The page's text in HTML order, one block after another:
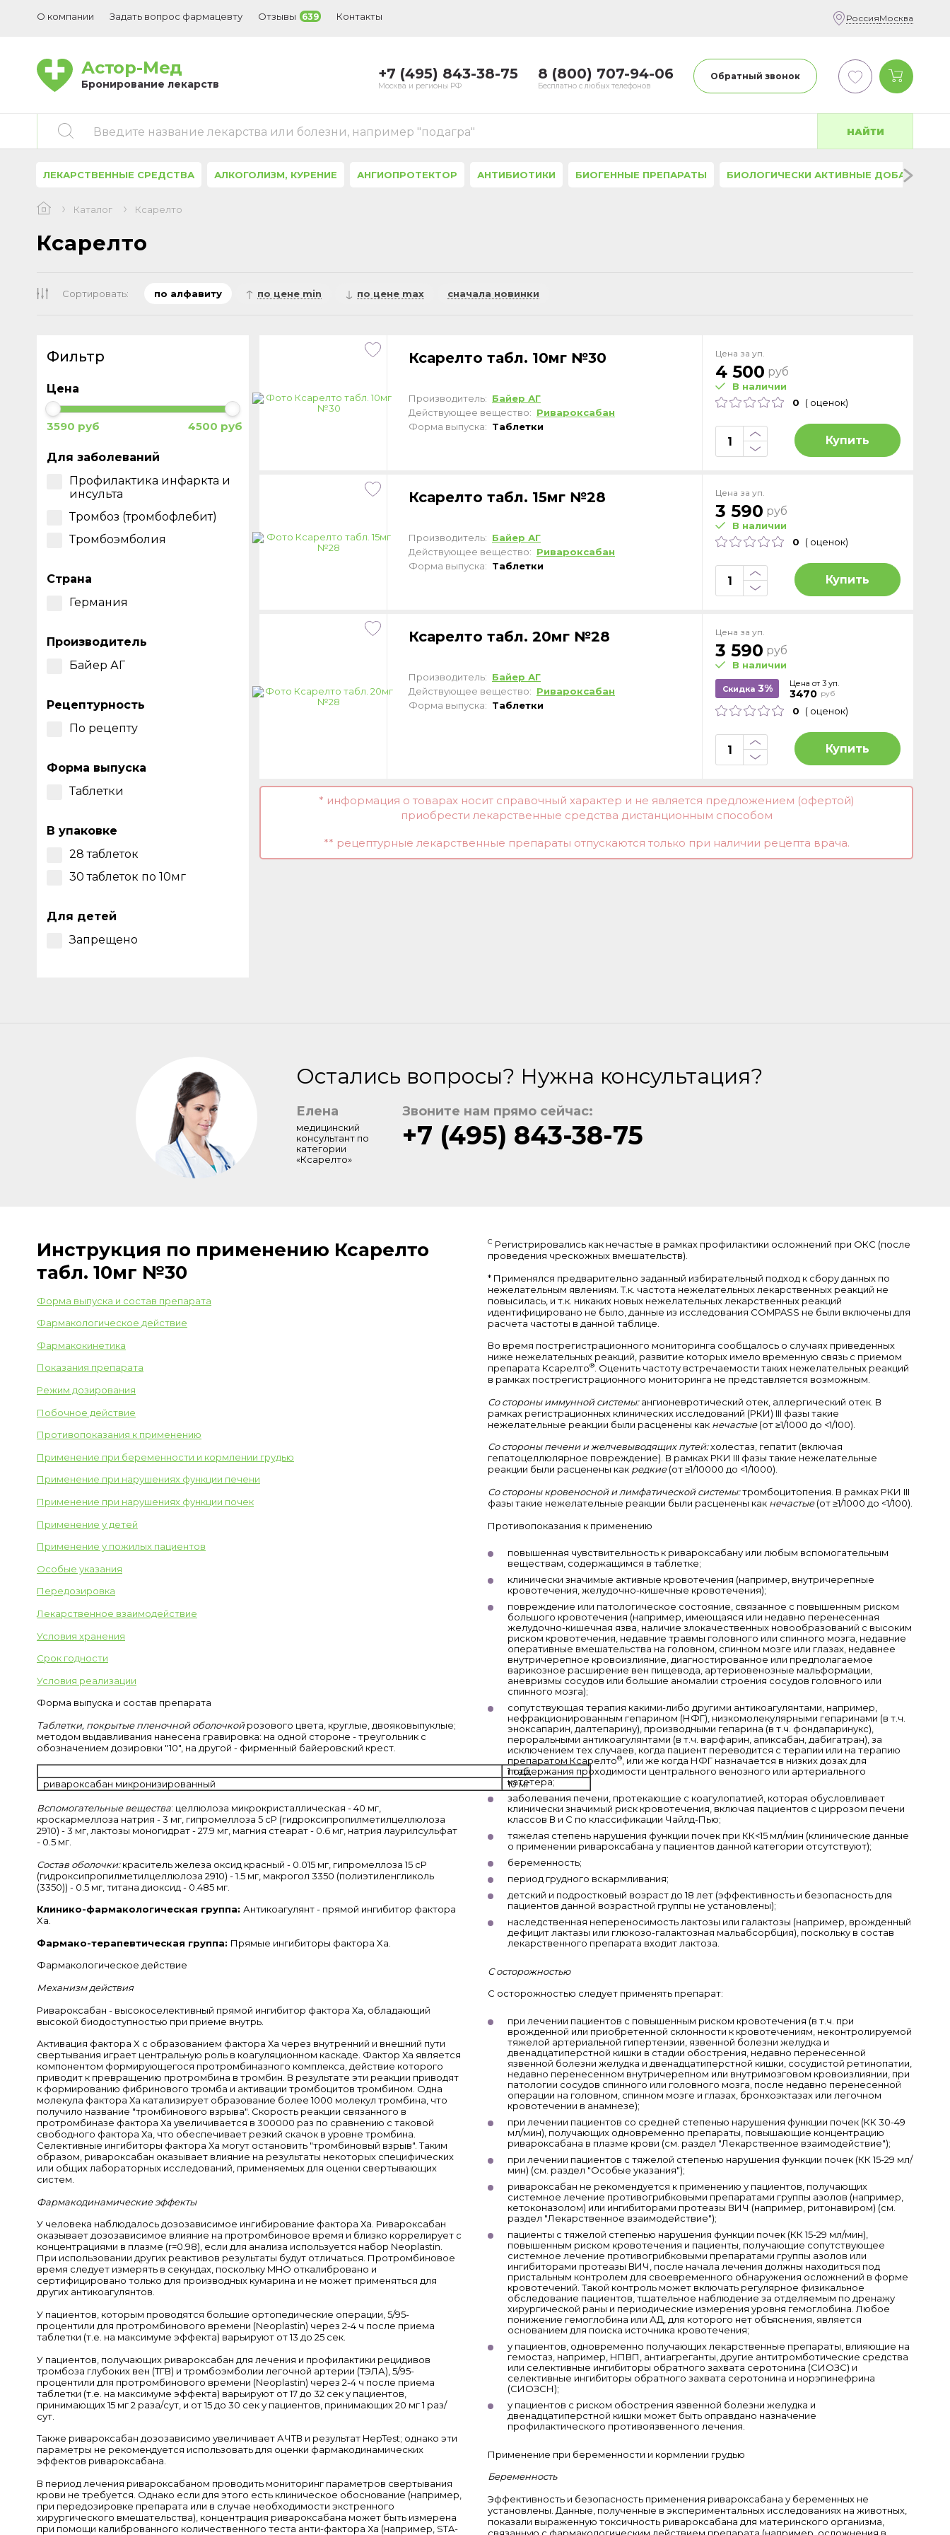
О компании Задать вопрос фармацевту Отзывы 639 Контакты РоссияМосква
Астор-Мед
Бронирование лекарств
+7 (495) 843-38-75
Москва и регионы РФ
8 (800) 707-94-06
Бесплатно с любых телефонов
Обратный звонок
Введите название лекарства или болезни, например "подагра" НАЙТИ
ЛЕКАРСТВЕННЫЕ СРЕДСТВА АЛКОГОЛИЗМ, КУРЕНИЕ АНГИОПРОТЕКТОР АНТИБИОТИКИ БИОГЕННЫЕ ПРЕПАРАТЫ БИОЛОГИЧЕСКИ АКТИВНЫЕ ДОБАВКИ
Каталог Ксарелто
Ксарелто
Сортировать: по алфавиту по цене min по цене max сначала новинки
Фильтр
Цена
3590 руб 4500 руб
Для заболеваний
Профилактика инфаркта и
инсульта
Тромбоз (тромбофлебит)
Тромбоэмболия
Страна
Германия
Производитель
Байер АГ
Рецептурность
По рецепту
Форма выпуска
Таблетки
В упаковке
28 таблеток
30 таблеток по 10мг
Для детей
Запрещено
Ксарелто табл. 10мг №30
Производитель: Байер АГ
Действующее вещество: Ривароксабан
Форма выпуска: Таблетки
Цена за уп.
4 500 руб
В наличии
0
( оценок)
Купить
Ксарелто табл. 15мг №28
Производитель: Байер АГ
Действующее вещество: Ривароксабан
Форма выпуска: Таблетки
Цена за уп.
3 590 руб
В наличии
0
( оценок)
Купить
Ксарелто табл. 20мг №28
Производитель: Байер АГ
Действующее вещество: Ривароксабан
Форма выпуска: Таблетки
Цена за уп.
3 590 руб
В наличии
Скидка 3% Цена от 3 уп.
3470 руб
0 ( оценок)
Купить
* информация о товарах носит справочный характер и не является предложением (офертой)
приобрести лекарственные средства дистанционным способом
** рецептурные лекарственные препараты отпускаются только при наличии рецепта врача.
Остались вопросы? Нужна консультация?
Елена
медицинский
консультант по
категории
«Ксарелто»
Звоните нам прямо сейчас:
+7 (495) 843-38-75
Инструкция по применению Ксарелто
табл. 10мг №30
Форма выпуска и состав препарата
Фармакологическое действие
Фармакокинетика
Показания препарата
Режим дозирования
Побочное действие
Противопоказания к применению
Применение при беременности и кормлении грудью
Применение при нарушениях функции печени
Применение при нарушениях функции почек
Применение у детей
Применение у пожилых пациентов
Особые указания
Передозировка
Лекарственное взаимодействие
Условия хранения
Срок годности
Условия реализации
Форма выпуска и состав препарата
Таблетки, покрытые пленочной оболочкойрозового цвета, круглые, двояковыпуклые;
методом выдавливания нанесена гравировка: на одной стороне - треугольник с
обозначением дозировки "10", на другой - фирменный байеровский крест.
1 таб.
ривароксабан микронизированный
10 мг
Вспомогательные вещества: целлюлоза микрокристаллическая - 40 мг,
кроскармеллоза натрия - 3 мг, гипромеллоза 5 cP (гидроксипропилметилцеллюлоза
2910) - 3 мг, лактозы моногидрат - 27.9 мг, магния стеарат - 0.6 мг, натрия лаурилсульфат
- 0.5 мг.
Состав оболочки:краситель железа оксид красный - 0.015 мг, гипромеллоза 15 cP
(гидроксипропилметилцеллюлоза 2910) - 1.5 мг, макрогол 3350 (полиэтиленгликоль
(3350)) - 0.5 мг, титана диоксид - 0.485 мг.
Клинико-фармакологическая группа: Антикоагулянт - прямой ингибитор фактора
Xa.
Фармако-терапевтическая группа: Прямые ингибиторы фактора Xa.
Фармакологическое действие
Механизм действия
Ривароксабан - высокоселективный прямой ингибитор фактора Ха, обладающий
высокой биодоступностью при приеме внутрь.
Активация фактора X с образованием фактора Ха через внутренний и внешний пути
свертывания играет центральную роль в коагуляционном каскаде. Фактор Ха является
компонентом формирующегося протромбиназного комплекса, действие которого
приводит к превращению протромбина в тромбин. В результате эти реакции приводят
к формированию фибринового тромба и активации тромбоцитов тромбином. Одна
молекула фактора Ха катализирует образование более 1000 молекул тромбина, что
получило название "тромбинового взрыва". Скорость реакции связанного в
протромбиназе фактора Ха увеличивается в 300000 раз по сравнению с таковой
свободного фактора Ха, что обеспечивает резкий скачок в уровне тромбина.
Селективные ингибиторы фактора Ха могут остановить "тромбиновый взрыв". Таким
образом, ривароксабан оказывает влияние на результаты некоторых специфических
или общих лабораторных исследований, применяемых для оценки свертывающих
систем.
Фармакодинамические эффекты
У человека наблюдалось дозозависимое ингибирование фактора Ха. Ривароксабан
оказывает дозозависимое влияние на протромбиновое время и близко коррелирует с
концентрациями в плазме (r=0.98), если для анализа используется набор Neoplastin.
При использовании других реактивов результаты будут отличаться. Протромбиновое
время следует измерять в секундах, поскольку MHO откалибровано и
сертифицировано только для производных кумарина и не может применяться для
других антикоагулянтов.
У пациентов, которым проводятся большие ортопедические операции, 5/95-
процентили для протромбинового времени (Neoplastin) через 2-4 ч после приема
таблетки (т.е. на максимуме эффекта) варьируют от 13 до 25 сек.
У пациентов, получающих ривароксабан для лечения и профилактики рецидивов
тромбоза глубоких вен (ТГВ) и тромбоэмболии легочной артерии (ТЭЛА), 5/95-
процентили для протромбинового времени (Neoplastin) через 2-4 ч после приема
таблетки (т.е. на максимуме эффекта) варьируют от 17 до 32 сек у пациентов,
принимающих 15 мг 2 раза/сут, и от 15 до 30 сек у пациентов, принимающих 20 мг 1 раз/
сут.
Также ривароксабан дозозависимо увеличивает АЧТВ и результат HepTest; однако эти
параметры не рекомендуется использовать для оценки фармакодинамических
эффектов ривароксабана.
В период лечения ривароксабаном проводить мониторинг параметров свертывания
крови не требуется. Однако если для этого есть клиническое обоснование (например,
при передозировке препарата или в случае необходимости экстренного
хирургического вмешательства), концентрация ривароксабана может быть измерена
при помощи калиброванного количественного теста анти-фактора Ха (например, STA-
С Регистрировались как нечастые в рамках профилактики осложнений при ОКС (после
проведения чрескожных вмешательств).
* Применялся предварительно заданный избирательный подход к сбору данных по
нежелательным явлениям. Т.к. частота нежелательных лекарственных реакций не
повысилась, и т.к. никаких новых нежелательных лекарственных реакций
идентифицировано не было, данные из исследования COMPASS не были включены для
расчета частоты в данной таблице.
Во время пострегистрационного мониторинга сообщалось о случаях приведенных
ниже нежелательных реакций, развитие которых имело временную связь с приемом
препарата Ксарелто®. Оценить частоту встречаемости таких нежелательных реакций
в рамках пострегистрационного мониторинга не представляется возможным.
Со стороны иммунной системы:ангионевротический отек, аллергический отек. В
рамках регистрационных клинических исследований (РКИ) III фазы такие
нежелательные реакции были расценены как нечастые(от ≥1/1000 до <1/100).
Со стороны печени и желчевыводящих путей:холестаз, гепатит (включая
гепатоцеллюлярное повреждение). В рамках РКИ III фазы такие нежелательные
реакции были расценены как редкие(от ≥1/10000 до <1/1000).
Со стороны кровеносной и лимфатической системы:тромбоцитопения. В рамках РКИ III
фазы такие нежелательные реакции были расценены как нечастые(от ≥1/1000 до <1/100).
Противопоказания к применению
повышенная чувствительность к ривароксабану или любым вспомогательным
веществам, содержащимся в таблетке;
клинически значимые активные кровотечения (например, внутричерепные
кровотечения, желудочно-кишечные кровотечения);
повреждение или патологическое состояние, связанное с повышенным риском
большого кровотечения (например, имеющаяся или недавно перенесенная
желудочно-кишечная язва, наличие злокачественных новообразований с высоким
риском кровотечения, недавние травмы головного или спинного мозга, недавние
оперативные вмешательства на головном, спинном мозге или глазах, недавнее
внутричерепное кровоизлияние, диагностированное или предполагаемое
варикозное расширение вен пищевода, артериовенозные мальформации,
аневризмы сосудов или большие аномалии строения сосудов головного или
спинного мозга);
сопутствующая терапия какими-либо другими антикоагулянтами, например,
нефракционированным гепарином (НФГ), низкомолекулярными гепаринами (в т.ч.
эноксапарин, далтепарину), производными гепарина (в т.ч. фондапаринукс),
пероральными антикоагулянтами (в т.ч. варфарин, апиксабан, дабигатран), за
исключением тех случаев, когда пациент переводится с терапии или на терапию
препаратом Ксарелто®, или же когда НФГ назначается в низких дозах для
поддержания проходимости центрального венозного или артериального
катетера;
заболевания печени, протекающие с коагулопатией, которая обусловливает
клинически значимый риск кровотечения, включая пациентов с циррозом печени
классов В и С по классификации Чайлд-Пью;
тяжелая степень нарушения функции почек при КК<15 мл/мин (клинические данные
о применении ривароксабана у пациентов данной категории отсутствуют);
беременность;
период грудного вскармливания;
детский и подростковый возраст до 18 лет (эффективность и безопасность для
пациентов данной возрастной группы не установлены);
наследственная непереносимость лактозы или галактозы (например, врожденный
дефицит лактазы или глюкозо-галактозная мальабсорбция), поскольку в состав
лекарственного препарата входит лактоза.
С осторожностью
С осторожностью следует применять препарат:
при лечении пациентов с повышенным риском кровотечения (в т.ч. при
врожденной или приобретенной склонности к кровотечениям, неконтролируемой
тяжелой артериальной гипертензии, язвенной болезни желудка и
двенадцатиперстной кишки в стадии обострения, недавно перенесенной
язвенной болезни желудка и двенадцатиперстной кишки, сосудистой ретинопатии,
недавно перенесенном внутричерепном или внутримозговом кровоизлиянии, при
патологии сосудов спинного или головного мозга, после недавно перенесенной
операции на головном, спинном мозге и глазах, бронхоэктазах или легочном
кровотечении в анамнезе);
при лечении пациентов со средней степенью нарушения функции почек (КК 30-49
мл/мин), получающих одновременно препараты, повышающие концентрацию
ривароксабана в плазме крови (см. раздел "Лекарственное взаимодействие");
при лечении пациентов с тяжелой степенью нарушения функции почек (КК 15-29 мл/
мин) (см. раздел "Особые указания");
ривароксабан не рекомендуется к применению у пациентов, получающих
системное лечение противогрибковыми препаратами группы азолов (например,
кетоконазолом) или ингибиторами протеазы ВИЧ (например, ритонавиром) (см.
раздел "Лекарственное взаимодействие");
пациенты с тяжелой степенью нарушения функции почек (КК 15-29 мл/мин),
повышенным риском кровотечения и пациенты, получающие сопутствующее
системное лечение противогрибковыми препаратами группы азолов или
ингибиторами протеазы ВИЧ, после начала лечения должны находиться под
пристальным контролем для своевременного обнаружения осложнений в форме
кровотечений. Такой контроль может включать регулярное физикальное
обследование пациентов, тщательное наблюдение за отделяемым по дренажу
хирургической раны и периодические измерения уровня гемоглобина. Любое
понижение гемоглобина или АД, для которого нет объяснения, является
основанием для поиска источника кровотечения;
у пациентов, одновременно получающих лекарственные препараты, влияющие на
гемостаз, например, НПВП, антиагреганты, другие антитромботические средства
или селективные ингибиторы обратного захвата серотонина (СИОЗС) и
селективные ингибиторы обратного захвата серотонина и норэпинефрина
(СИОЗСН);
у пациентов с риском обострения язвенной болезни желудка и
двенадцатиперстной кишки может быть оправдано назначение
профилактического противоязвенного лечения.
Применение при беременности и кормлении грудью
Беременность
Эффективность и безопасность применения ривароксабана у беременных не
установлены. Данные, полученные в экспериментальных исследованиях на животных,
показали выраженную токсичность ривароксабана для материнского организма,
связанную с фармакологическим действием препарата (например, осложнения в